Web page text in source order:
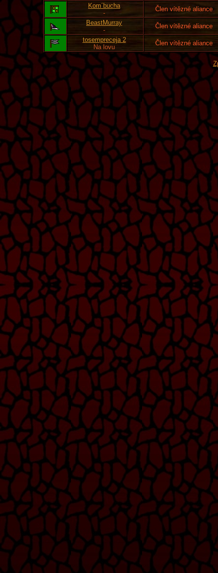
Kom´bucha
-
Člen vítězné aliance
BeastMurray
-
Člen vítězné aliance
tosempreceja 2
Na lovu
Člen vítězné aliance